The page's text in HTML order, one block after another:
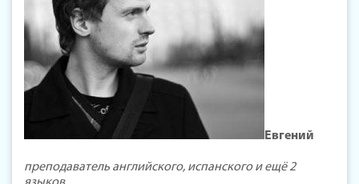
Евгений
преподаватель английского, испанского и ещё 2